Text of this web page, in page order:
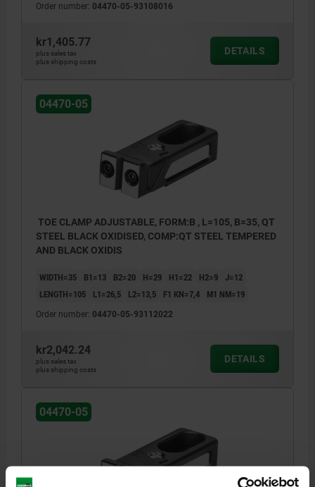
Order number: 04470-05-93108016
kr1,405.77
plus sales tax
plus shipping costs
DETAILS
04470-05
TOE CLAMP ADJUSTABLE, FORM:B , L=105, B=35, QT
STEEL BLACK OXIDISED, COMP:QT STEEL TEMPERED
AND BLACK OXIDIS
WIDTH=35 B1=13 B2=20 H=29 H1=22 H2=9
J=12
LENGTH=105
L1=26,5 L2=13,5 F1 KN=7,4 M1 NM=19
Order number: 04470-05-93112022
kr2,042.24
plus sales tax
plus shipping costs
DETAILS
04470-05